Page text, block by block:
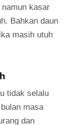
kasar
Bahkan daun
masih utuh
tidak selalu
masa
dan